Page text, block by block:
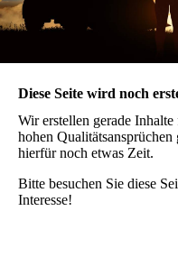
Diese Seite wird noch
Wir erstellen gerade
hohen
hierfür noch etwas Zeit.
Bitte besuchen Sie diese
Interesse!